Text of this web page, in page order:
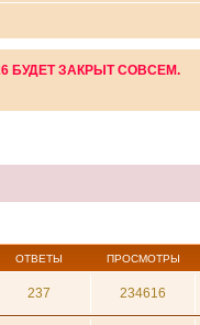
БУДЕТ ЗАКРЫТ СОВСЕМ.
ОТВЕТЫ ПРОСМОТРЫ
237 234616